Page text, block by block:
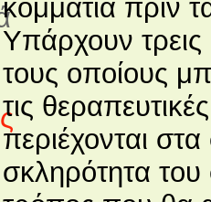
κομμάτια πριν
Υπάρχουν τρεις
τους οποίους
τις
περιέχονται
σκληρότητα του